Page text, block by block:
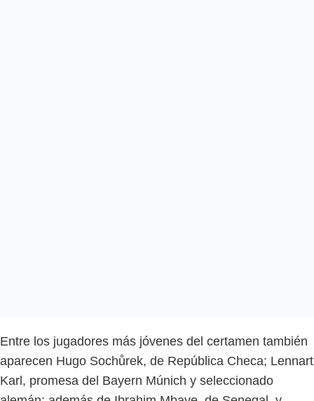
Entre los jugadores más jóvenes del certamen también
aparecen Hugo Sochůrek, de República Checa; Lennart
Karl, promesa del Bayern Múnich y seleccionado